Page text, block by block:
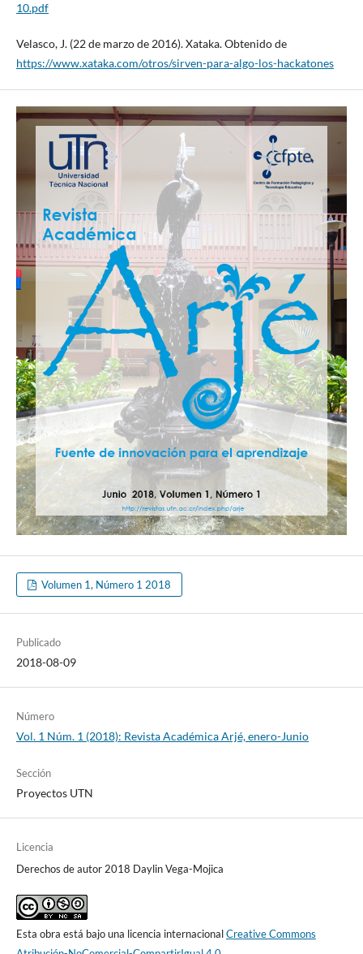
10.pdf
Velasco, J. (22 de marzo de 2016). Xataka. Obtenido de
https://www.xataka.com/otros/sirven-para-algo-los-hackatones
Volumen 1, Número 1 2018
Publicado
2018-08-09
Número
Vol. 1 Núm. 1 (2018): Revista Académica Arjé, enero-Junio
Sección
Proyectos UTN
Licencia
Derechos de autor 2018 Daylin Vega-Mojica
Esta obra está bajo una licencia internacionalCreative Commons